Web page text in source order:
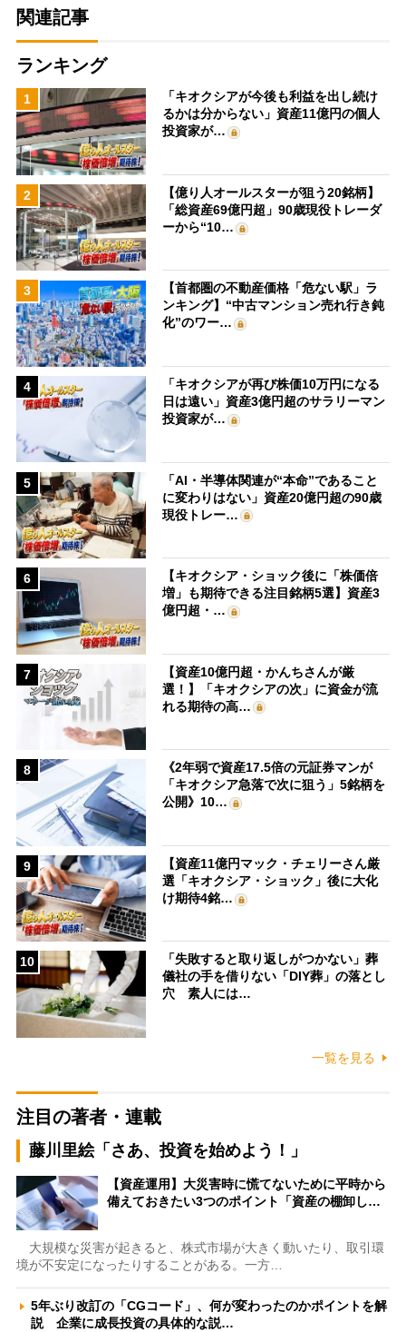
関連記事
ランキング
1
「キオクシアが今後も利益を出し続け
るかは分からない」資産11億円の個人
投資家が…
2
【億り人オールスターが狙う20銘柄】
「総資産69億円超」90歳現役トレーダ
ーから“10…
3
【首都圏の不動産価格「危ない駅」ラ
ンキング】“中古マンション売れ行き鈍
化”のワー…
4
「キオクシアが再び株価10万円になる
日は遠い」資産3億円超のサラリーマン
投資家が…
5
「AI・半導体関連が“本命”であること
に変わりはない」資産20億円超の90歳
現役トレー…
6
【キオクシア・ショック後に「株価倍
増」も期待できる注目銘柄5選】資産3
億円超・…
7
【資産10億円超・かんちさんが厳
選！】「キオクシアの次」に資金が流
れる期待の高…
8
《2年弱で資産17.5倍の元証券マンが
「キオクシア急落で次に狙う」5銘柄を
公開》10…
9
【資産11億円マック・チェリーさん厳
選「キオクシア・ショック」後に大化
け期待4銘…
10
「失敗すると取り返しがつかない」葬
儀社の手を借りない「DIY葬」の落とし
穴 素人には…
一覧を見る
注目の著者・連載
藤川里絵「さあ、投資を始めよう！」
【資産運用】大災害時に慌てないために平時から
備えておきたい3つのポイント「資産の棚卸し…
大規模な災害が起きると、株式市場が大きく動いたり、取引環
境が不安定になったりすることがある。一方…
5年ぶり改訂の「CGコード」、何が変わったのかポイントを解
説 企業に成長投資の具体的な説…